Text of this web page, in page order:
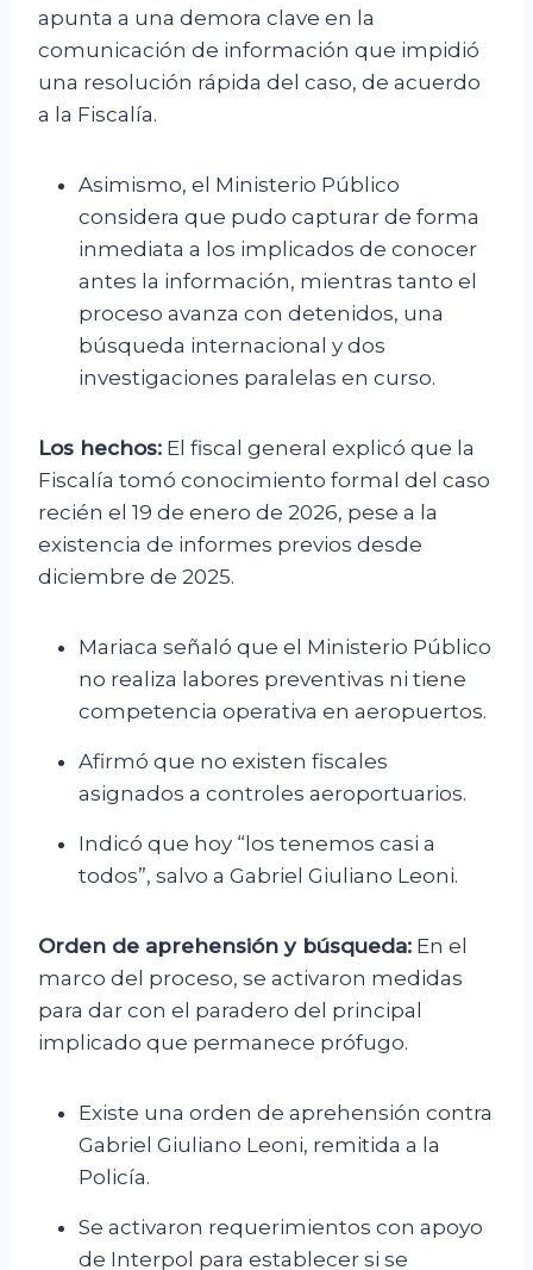
apunta a una demora clave en la
comunicación de información que impidió
una resolución rápida del caso, de acuerdo
a la Fiscalía.
Asimismo, el Ministerio Público
considera que pudo capturar de forma
inmediata a los implicados de conocer
antes la información, mientras tanto el
proceso avanza con detenidos, una
búsqueda internacional y dos
investigaciones paralelas en curso.
Los hechos: El fiscal general explicó que la
Fiscalía tomó conocimiento formal del caso
recién el 19 de enero de 2026, pese a la
existencia de informes previos desde
diciembre de 2025.
Mariaca señaló que el Ministerio Público
no realiza labores preventivas ni tiene
competencia operativa en aeropuertos.
Afirmó que no existen fiscales
asignados a controles aeroportuarios.
Indicó que hoy “los tenemos casi a
todos”, salvo a Gabriel Giuliano Leoni.
Orden de aprehensión y búsqueda: En el
marco del proceso, se activaron medidas
para dar con el paradero del principal
implicado que permanece prófugo.
Existe una orden de aprehensión contra
Gabriel Giuliano Leoni, remitida a la
Policía.
Se activaron requerimientos con apoyo
de Interpol para establecer si se